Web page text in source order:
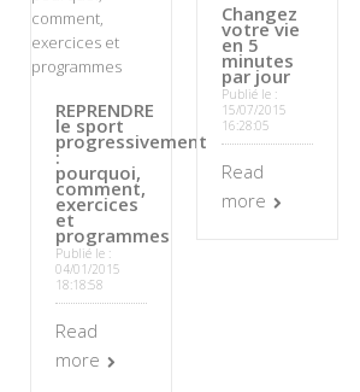
REPRENDRE
le sport
progressivement
:
pourquoi,
comment,
exercices
et
programmes
Publié le :
04/01/2015
18:18:58
Read
more
Changez
votre vie
en 5
minutes
par jour
Publié le :
15/07/2015
16:28:05
Read
more